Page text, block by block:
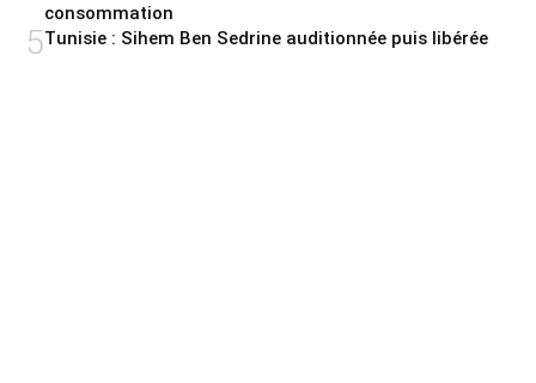
consommation
5Tunisie : Sihem Ben Sedrine auditionnée puis libérée